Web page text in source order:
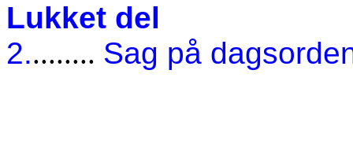
Lukket del
2......... Sag på